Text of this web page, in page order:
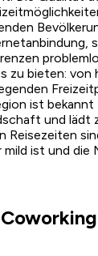
zu bieten: von
ist bekannt
und lädt
Reisezeiten
ist und die